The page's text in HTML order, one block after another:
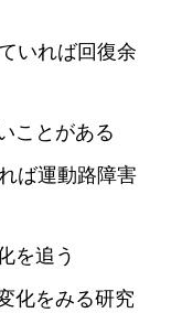
いれば回復余
ことがある
ば運動路障害
を追う
化をみる研究